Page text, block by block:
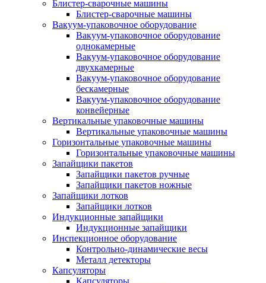
Блистер-сварочные машины
Блистер-сварочные машины
Вакуум-упаковочное оборудование
Вакуум-упаковочное оборудование
однокамерные
Вакуум-упаковочное оборудование
двухкамерные
Вакуум-упаковочное оборудование
беcкамерные
Вакуум-упаковочное оборудование
конвейерные
Вертикальные упаковочные машины
Вертикальные упаковочные машины
Горизонтальные упаковочные машины
Горизонтальные упаковочные машины
Запайщики пакетов
Запайщики пакетов ручные
Запайщики пакетов ножные
Запайщики лотков
Запайщики лотков
Индукционные запайщики
Индукционные запайщики
Инспекционное оборудование
Контрольно-динамические весы
Металл детекторы
Капсуляторы
Капсуляторы